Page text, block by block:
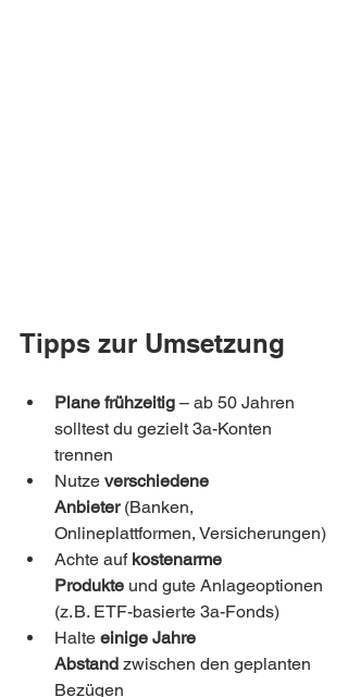
Tipps zur Umsetzung
Plane frühzeitig – ab 50 Jahren
solltest du gezielt 3a-Konten
trennen
Nutze verschiedene
Anbieter (Banken,
Onlineplattformen, Versicherungen)
Achte auf kostenarme
Produkte und gute Anlageoptionen
(z. B. ETF-basierte 3a-Fonds)
Halte einige Jahre
Abstand zwischen den geplanten
Bezügen